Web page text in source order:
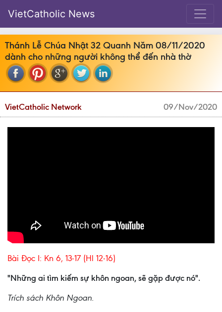
VietCatholic News
Thánh Lễ Chúa Nhật 32 Quanh Năm 08/11/2020
dành cho những người không thể đến nhà thờ
VietCatholic Network 09/Nov/2020
Bài Ðọc I: Kn 6, 13-17 (Hl 12-16)
"Những ai tìm kiếm sự khôn ngoan, sẽ gặp được nó".
Trích sách Khôn Ngoan.